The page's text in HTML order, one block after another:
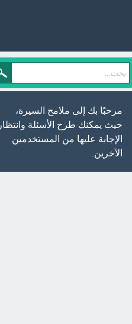
مرحبًا بك إلى ملامح السيرة،
حيث يمكنك طرح الأسئلة وانتظار
الإجابة عليها من المستخدمين
الآخرين.